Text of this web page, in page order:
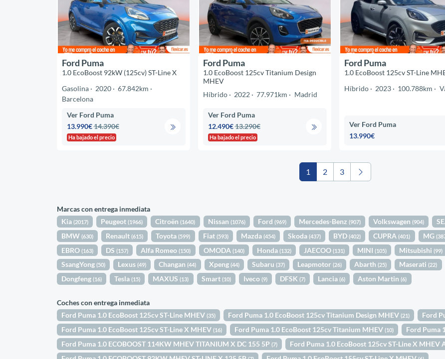
Ford Puma
1.0 EcoBoost 92kW (125cv) ST-Line X
Gasolina
2020
67.842km
Barcelona
Ver Ford Puma
13.990€14.390€
Ha bajado el precio
Ford Puma
1.0 EcoBoost 125cv Titanium Design
MHEV
Híbrido
2022 77.971km Madrid
Ver Ford Puma
12.490€13.290€
Ha bajado el precio
Ford Puma
1.0 EcoBoost 125cv ST-Line
Híbrido
2023 100.788km
Ver Ford Puma
13.990€
1 2 3
Marcas con entrega inmediata
Kia(2017) Peugeot(1966) Citroën(1640) Nissan (1076) Ford (969) Mercedes-Benz(907) Volkswagen(904)
BMW(630) Renault(615) Toyota(599) Fiat (593) Mazda (454) Skoda(437) BYD(402) CUPRA(401) MG
EBRO(163) DS(157) Alfa Romeo(150) OMODA (140) Honda (132) JAECOO(131) MINI(105) Mitsubishi(99)
SsangYong(50) Lexus(49) Changan(44) Xpeng (44) Subaru (37) Leapmotor(26) Abarth(25) Maserati(22)
Dongfeng(16) Tesla(15) MAXUS(13) Smart (10) Iveco (9) DFSK(7) Lancia(6) Aston Martin(6)
Coches con entrega inmediata
Ford Puma 1.0 EcoBoost 125cv ST-Line MHEV(35) Ford Puma 1.0 EcoBoost 125cv Titanium Design MHEV(21) Ford
Ford Puma 1.0 EcoBoost 125cv ST-Line X MHEV(16) Ford Puma 1.0 EcoBoost 125cv Titanium MHEV(10) Ford Puma
Ford Puma 1.0 ECOBOOST 114KW MHEV TITANIUM X DC 155 5P(7) Ford Puma 1.0 EcoBoost 125cv ST-Line X MHEV